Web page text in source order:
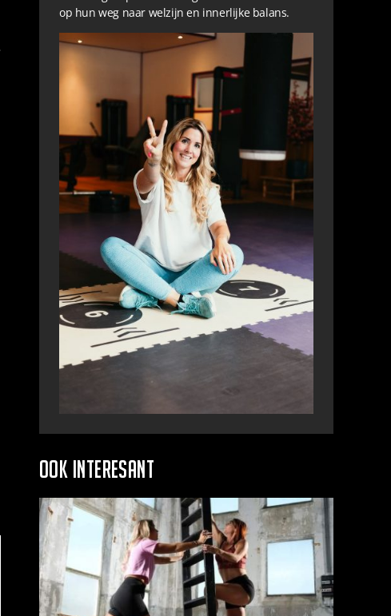
op hun weg naar welzijn en innerlijke balans.
Ook interesant